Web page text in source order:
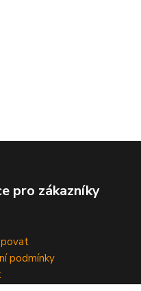
pro zákazníky
podmínky